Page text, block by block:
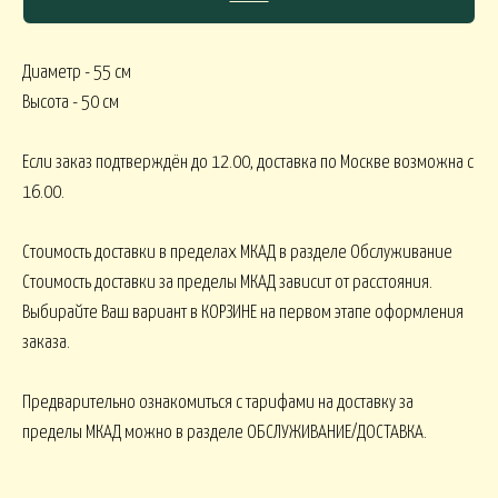
ГОРШЕЧНЫЕ
НГ ЁЛКИ БОЛЬШИЕ
НГ
НГ настольные ДО 15000
В НАЛИЧИИ
В МАРТИННИЦЕ
Диаметр - 55 см
Высота - 50 см
Если заказ подтверждён до 12.00, доставка по Москве возможна с
16.00.
Стоимость доставки в пределах МКАД в разделе Обслуживание
Стоимость доставки за пределы МКАД зависит от расстояния.
Выбирайте Ваш вариант в КОРЗИНЕ на первом этапе оформления
заказа.
Предварительно ознакомиться с тарифами на доставку за
пределы МКАД можно в разделе ОБСЛУЖИВАНИЕ/ДОСТАВКА.